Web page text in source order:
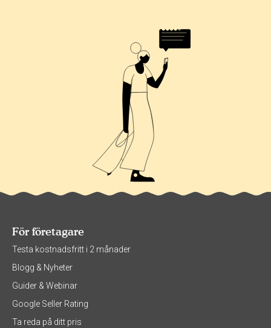
För företagare
Testa kostnadsfritt i 2 månader
Blogg & Nyheter
Guider & Webinar
Google Seller Rating
Ta reda på ditt pris